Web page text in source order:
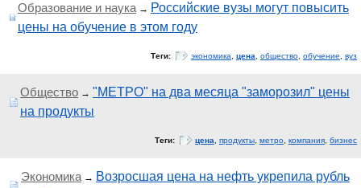
Образование и наука→ Российские вузы могут повысить
цены на обучение в этом году
Теги: экономика цена общество обучение вуз
Общество → "МЕТРО" на два месяца "заморозил" цены
на продукты
Теги: цена продукты метро компания бизнес
Экономика→ Возросшая цена на нефть укрепила рубль